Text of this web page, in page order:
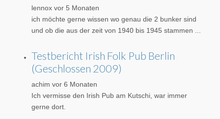
lennox vor 5 Monaten
ich möchte gerne wissen wo genau die 2 bunker sind
und ob die aus der zeit von 1940 bis 1945 stammen ...
Testbericht Irish Folk Pub Berlin
(Geschlossen 2009)
achim vor 6 Monaten
Ich vermisse den Irish Pub am Kutschi, war immer
gerne dort.